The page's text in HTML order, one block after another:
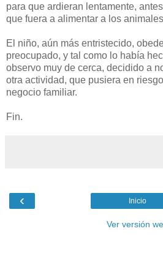
para que ardieran lentamente,
que fuera a alimentar a los
El niño, aún más entristecido,
preocupado, y tal como lo había
observo muy de cerca, decidido a
otra actividad, que pusiera en
negocio familiar.
Fin.
‹ Inicio
Ver versión